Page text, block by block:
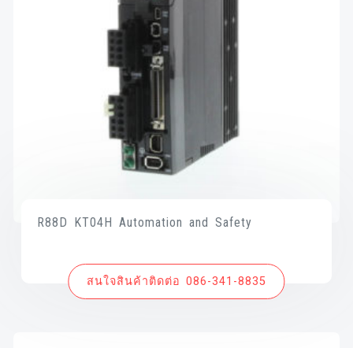
R88D KT04H Automation and Safety
สนใจสินค้าติดต่อ 086-341-8835